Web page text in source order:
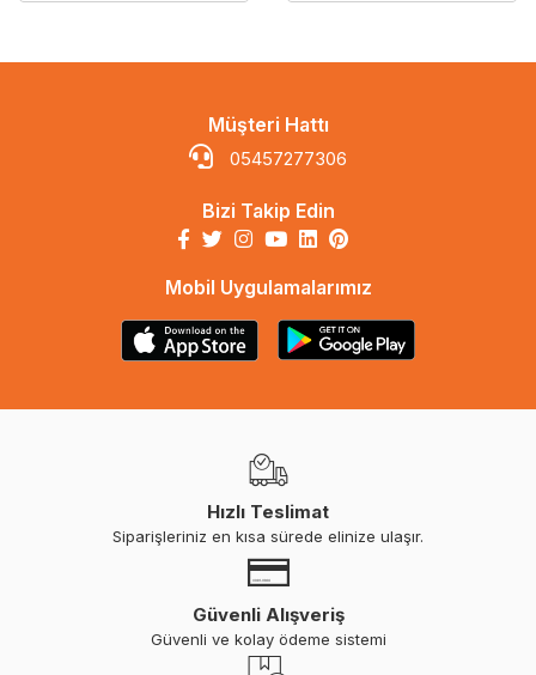
Müşteri Hattı
05457277306
Bizi Takip Edin
Mobil Uygulamalarımız
Hızlı Teslimat
Siparişleriniz en kısa sürede elinize ulaşır.
Güvenli Alışveriş
Güvenli ve kolay ödeme sistemi